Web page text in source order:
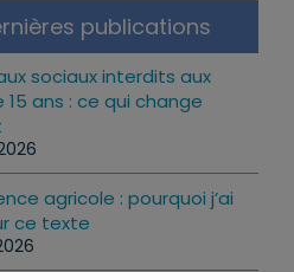
publications
sociaux interdits aux
15 ans : ce qui change
agricole : pourquoi j’ai
ce texte